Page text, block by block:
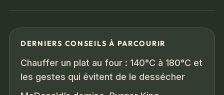
DERNIERS CONSEILS À PARCOURIR
Chauffer un plat au four : 140°C à 180°C et
les gestes qui évitent de le dessécher